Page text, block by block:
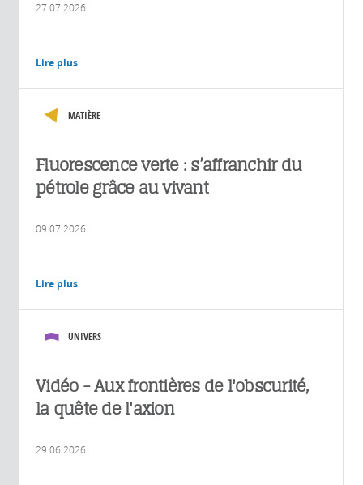
27.07.2026
Lire plus
MATIÈRE
Fluorescence verte : s’affranchir du
pétrole grâce au vivant
09.07.2026
Lire plus
UNIVERS
Vidéo - Aux frontières de l'obscurité,
la quête de l'axion
29.06.2026